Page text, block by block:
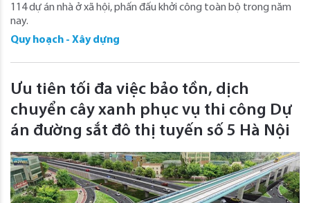
114 dự án nhà ở xã hội, phấn đấu khởi công toàn bộ trong năm
nay.
Quy hoạch - Xây dựng
Ưu tiên tối đa việc bảo tồn, dịch
chuyển cây xanh phục vụ thi công Dự
án đường sắt đô thị tuyến số 5 Hà Nội